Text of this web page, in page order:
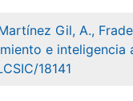
Gil, A.,
e
18141